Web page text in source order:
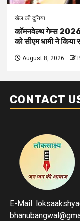
खेल की दुनिया
कॉमनवेल्थ गेम्स 2026
को सीएम धामी ने किया
August 8, 2026
CONTACT
E-Mail: